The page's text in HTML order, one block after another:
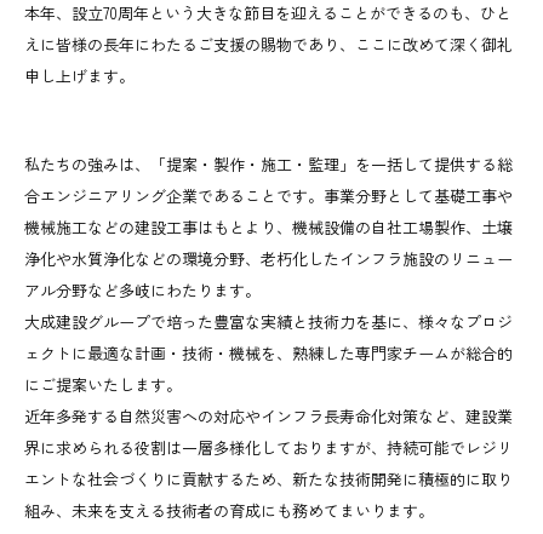
本年、設立70周年という大きな節目を迎えることができるのも、ひと
えに皆様の長年にわたるご支援の賜物であり、ここに改めて深く御礼
申し上げます。
私たちの強みは、「提案・製作・施工・監理」を一括して提供する総
合エンジニアリング企業であることです。事業分野として基礎工事や
機械施工などの建設工事はもとより、機械設備の自社工場製作、土壌
浄化や水質浄化などの環境分野、老朽化したインフラ施設のリニュー
アル分野など多岐にわたります。
大成建設グループで培った豊富な実績と技術力を基に、様々なプロジ
ェクトに最適な計画・技術・機械を、熟練した専門家チームが総合的
にご提案いたします。
近年多発する自然災害への対応やインフラ長寿命化対策など、建設業
界に求められる役割は一層多様化しておりますが、持続可能でレジリ
エントな社会づくりに貢献するため、新たな技術開発に積極的に取り
組み、未来を支える技術者の育成にも務めてまいります。